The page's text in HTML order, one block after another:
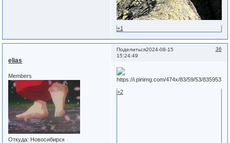
+1
Поделиться 36
2024-08-15
15:24:49
elias
Members
Откуда: Новосибирск
+2